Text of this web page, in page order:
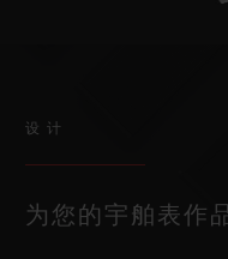
设计
为您的宇舶表作